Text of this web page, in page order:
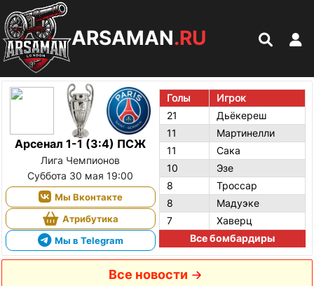
ARSAMAN.RU
Арсенал 1-1 (3:4) ПСЖ
Лига Чемпионов
Суббота 30 мая 19:00
Мы Вконтакте
Атрибутика
Мы в Telegram
Голы
Игрок
21
Дьёкереш
11
Мартинелли
11
Сака
10
Эзе
8
Троссар
8
Мадуэке
7
Хаверц
Все бомбардиры
Все новости